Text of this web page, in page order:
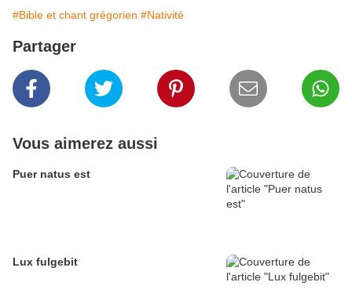
#Bible et chant grégorien #Nativité
Partager
Vous aimerez aussi
Puer natus est
Lux fulgebit